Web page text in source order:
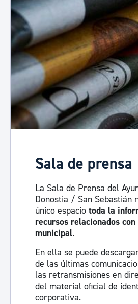
Sala de prensa
La Sala de Prensa del
Donostia / San Sebastián
único espacio toda la
recursos relacionados
municipal.
En ella se puede
de las últimas
las retransmisiones en
del material oficial de
corporativa.